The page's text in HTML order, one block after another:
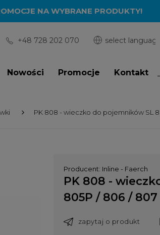
NA WYBRANE PRODUKTY!
+48 728 202 070
Nowości Promocje Kontakt
PK 808 - wieczko do pojemników SL
Producent: Inline - Faerch
PK 808 -
805P / 806 / 807
zapytaj o produkt